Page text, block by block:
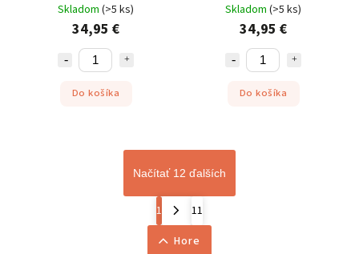
Skladom (>5 ks)
34,95 €
Do košíka
Skladom (>5 ks)
34,95 €
Do košíka
Načítať 12 ďalších
1
11
Hore